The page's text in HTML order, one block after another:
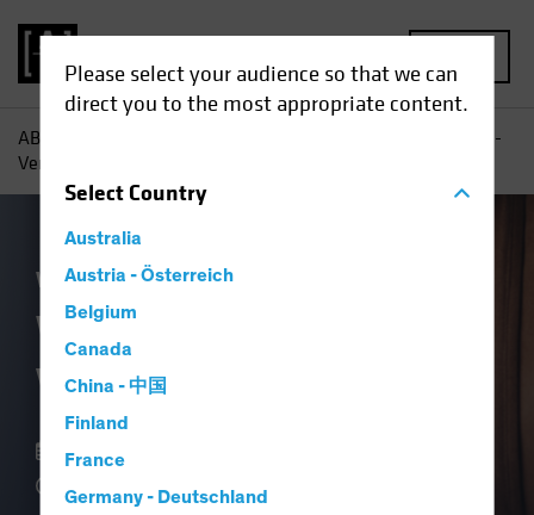
Please select your audience so that we can
direct you to the most appropriate content.
SelectCountry
Australia
Austria - Österreich
Belgium
Canada
China - 中国
Finland
France
Germany - Deutschland
AB
Was ist mit dem US-
Verbraucher los?
Wirtschaft Anleihen
Was ist mit dem US-
Verbraucher los?
18 September 2023
4 min read